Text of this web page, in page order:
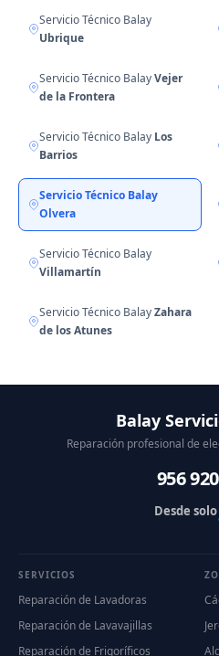
Servicio Técnico Balay
Ubrique
Servicio Técnico BalayVejer
de la Frontera
Servicio Técnico Balay Los
Barrios
Servicio Técnico Balay
Olvera
Servicio Técnico Balay
Villamartín
Servicio Técnico BalayZahara
de los Atunes
Balay
Reparación profesional de
956
Desde solo
SERVICIOS
Reparación de Lavadoras
Reparación de Lavavajillas
Reparación de Frigoríficos